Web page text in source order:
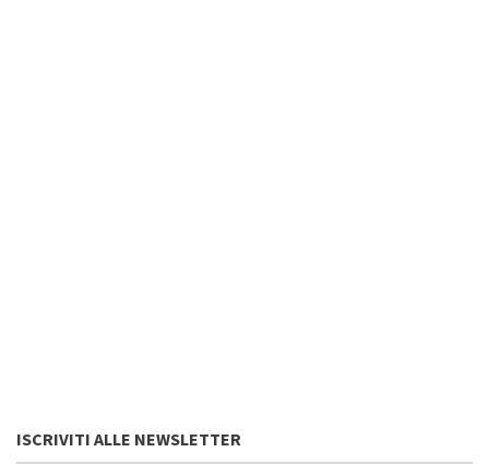
ISCRIVITI ALLE NEWSLETTER